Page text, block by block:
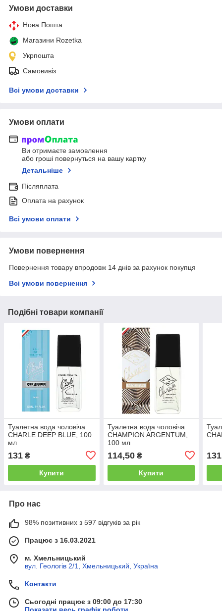
Умови доставки
Нова Пошта
Магазини Rozetka
Укрпошта
Самовивіз
Всі умови доставки
Умови оплати
Ви отримаєте замовлення
або гроші повернуться на вашу картку
Детальніше
Післяплата
Оплата на рахунок
Всі умови оплати
Умови повернення
Повернення товару впродовж 14 днів за рахунок покупця
Всі умови повернення
Подібні товари компанії
Туалетна вода чоловіча
CHARLE DEEP BLUE, 100
мл
131 ₴
Купити
Туалетна вода чоловіча
CHAMPION ARGENTUM,
100 мл
114,50₴
Купити
131
Про нас
98% позитивних з 597 відгуків за рік
Працює з 16.03.2021
м. Хмельницький
вул. Геологів 2/1, Хмельницький, Україна
Контакти
Сьогодні працює з 09:00 до 17:30